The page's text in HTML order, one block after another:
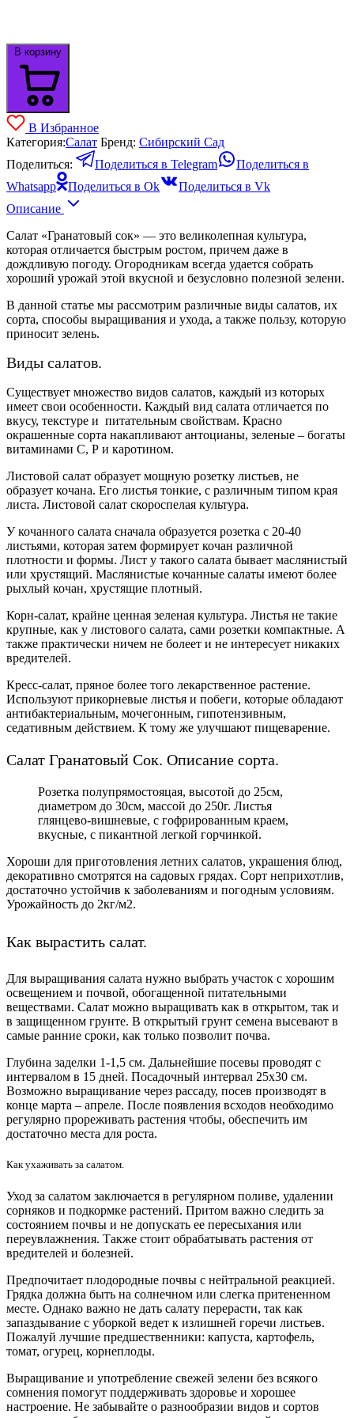
В корзину
В Избранное
Категория:Салат Бренд: Сибирский Сад
Поделиться:
Поделиться в Telegram
Поделиться в
Whatsapp
Поделиться в Ok
Поделиться в Vk
Описание
Салат «Гранатовый сок» — это великолепная культура,
которая отличается быстрым ростом, причем даже в
дождливую погоду. Огородникам всегда удается собрать
хороший урожай этой вкусной и безусловно полезной зелени.
В данной статье мы рассмотрим различные виды салатов, их
сорта, способы выращивания и ухода, а также пользу, которую
приносит зелень.
Виды салатов.
Существует множество видов салатов, каждый из которых
имеет свои особенности. Каждый вид салата отличается по
вкусу, текстуре и питательным свойствам. Красно
окрашенные сорта накапливают антоцианы, зеленые – богаты
витаминами С, Р и каротином.
Листовой салат образует мощную розетку листьев, не
образует кочана. Его листья тонкие, с различным типом края
листа. Листовой салат скороспелая культура.
У кочанного салата сначала образуется розетка с 20-40
листьями, которая затем формирует кочан различной
плотности и формы. Лист у такого салата бывает маслянистый
или хрустящий. Маслянистые кочанные салаты имеют более
рыхлый кочан, хрустящие плотный.
Корн-салат, крайне ценная зеленая культура. Листья не такие
крупные, как у листового салата, сами розетки компактные. А
также практически ничем не болеет и не интересует никаких
вредителей.
Кресс-салат, пряное более того лекарственное растение.
Используют прикорневые листья и побеги, которые обладают
антибактериальным, мочегонным, гипотензивным,
седативным действием. К тому же улучшают пищеварение.
Салат Гранатовый Сок. Описание сорта.
Розетка полупрямостояцая, высотой до 25см,
диаметром до 30см, массой до 250г. Листья
глянцево-вишневые, с гофрированным краем,
вкусные, с пикантной легкой горчинкой.
Хороши для приготовления летних салатов, украшения блюд,
декоративно смотрятся на садовых грядах. Сорт неприхотлив,
достаточно устойчив к заболеваниям и погодным условиям.
Урожайность до 2кг/м2.
Как вырастить салат.
Для выращивания салата нужно выбрать участок с хорошим
освещением и почвой, обогащенной питательными
веществами. Салат можно выращивать как в открытом, так и
в защищенном грунте. В открытый грунт семена высевают в
самые ранние сроки, как только позволит почва.
Глубина заделки 1-1,5 см. Дальнейшие посевы проводят с
интервалом в 15 дней. Посадочный интервал 25х30 см.
Возможно выращивание через рассаду, посев производят в
конце марта – апреле. После появления всходов необходимо
регулярно прореживать растения чтобы, обеспечить им
достаточно места для роста.
Как ухаживать за салатом.
Уход за салатом заключается в регулярном поливе, удалении
сорняков и подкормке растений. Притом важно следить за
состоянием почвы и не допускать ее пересыхания или
переувлажнения. Также стоит обрабатывать растения от
вредителей и болезней.
Предпочитает плодородные почвы с нейтральной реакцией.
Грядка должна быть на солнечном или слегка притененном
месте. Однако важно не дать салату перерасти, так как
запаздывание с уборкой ведет к излишней горечи листьев.
Пожалуй лучшие предшественники: капуста, картофель,
томат, огурец, корнеплоды.
Выращивание и употребление свежей зелени без всякого
сомнения помогут поддерживать здоровье и хорошее
настроение. Не забывайте о разнообразии видов и сортов